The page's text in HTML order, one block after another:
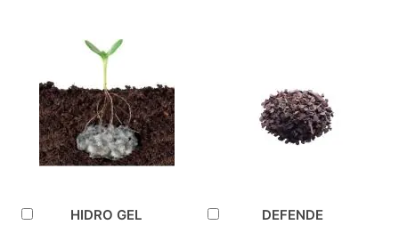
HIDRO GEL
DEFENDE